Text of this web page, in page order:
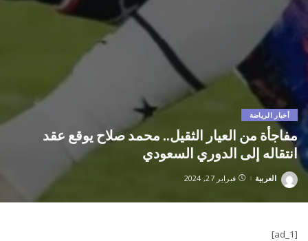
أخبار الرياضة
مفاجأة من العيار الثقيل.. محمد صلاح يوقع عقد
انتقاله إلى الدوري السعودي
Posted
العربية فبراير 27, 2024
[ad_1]